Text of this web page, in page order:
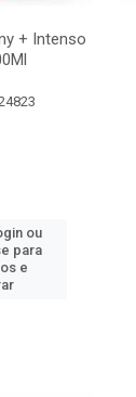
+ Intenso
ou
para
e